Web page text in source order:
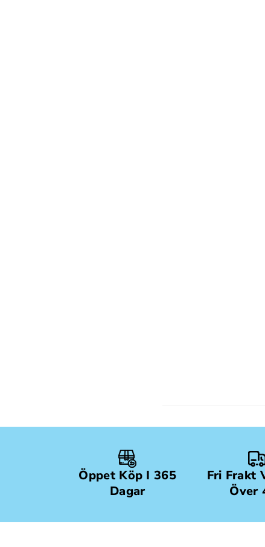
Öppet Köp I 365
Dagar
Fri Frakt
Över